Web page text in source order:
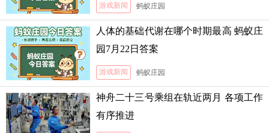
游戏新闻 蚂蚁庄园
人体的基础代谢在哪个时期最高 蚂蚁庄
园7月22日答案
游戏新闻 蚂蚁庄园
神舟二十三号乘组在轨近两月 各项工作
有序推进